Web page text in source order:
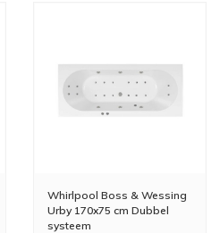
Whirlpool Boss & Wessing
Urby 170x75 cm Dubbel
systeem